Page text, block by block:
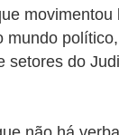
movimentou
mundo
setores do